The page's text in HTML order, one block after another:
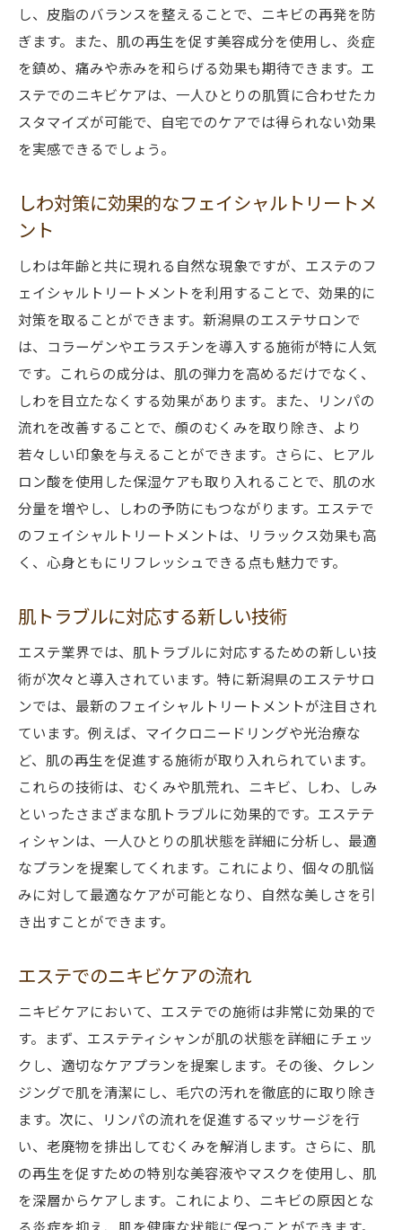
し、皮脂のバランスを整えることで、ニキビの再発を防
ぎます。また、肌の再生を促す美容成分を使用し、炎症
を鎮め、痛みや赤みを和らげる効果も期待できます。エ
ステでのニキビケアは、一人ひとりの肌質に合わせたカ
スタマイズが可能で、自宅でのケアでは得られない効果
を実感できるでしょう。
しわ対策に効果的なフェイシャルトリートメ
ント
しわは年齢と共に現れる自然な現象ですが、エステのフ
ェイシャルトリートメントを利用することで、効果的に
対策を取ることができます。新潟県のエステサロンで
は、コラーゲンやエラスチンを導入する施術が特に人気
です。これらの成分は、肌の弾力を高めるだけでなく、
しわを目立たなくする効果があります。また、リンパの
流れを改善することで、顔のむくみを取り除き、より
若々しい印象を与えることができます。さらに、ヒアル
ロン酸を使用した保湿ケアも取り入れることで、肌の水
分量を増やし、しわの予防にもつながります。エステで
のフェイシャルトリートメントは、リラックス効果も高
く、心身ともにリフレッシュできる点も魅力です。
肌トラブルに対応する新しい技術
エステ業界では、肌トラブルに対応するための新しい技
術が次々と導入されています。特に新潟県のエステサロ
ンでは、最新のフェイシャルトリートメントが注目され
ています。例えば、マイクロニードリングや光治療な
ど、肌の再生を促進する施術が取り入れられています。
これらの技術は、むくみや肌荒れ、ニキビ、しわ、しみ
といったさまざまな肌トラブルに効果的です。エステテ
ィシャンは、一人ひとりの肌状態を詳細に分析し、最適
なプランを提案してくれます。これにより、個々の肌悩
みに対して最適なケアが可能となり、自然な美しさを引
き出すことができます。
エステでのニキビケアの流れ
ニキビケアにおいて、エステでの施術は非常に効果的で
す。まず、エステティシャンが肌の状態を詳細にチェッ
クし、適切なケアプランを提案します。その後、クレン
ジングで肌を清潔にし、毛穴の汚れを徹底的に取り除き
ます。次に、リンパの流れを促進するマッサージを行
い、老廃物を排出してむくみを解消します。さらに、肌
の再生を促すための特別な美容液やマスクを使用し、肌
を深層からケアします。これにより、ニキビの原因とな